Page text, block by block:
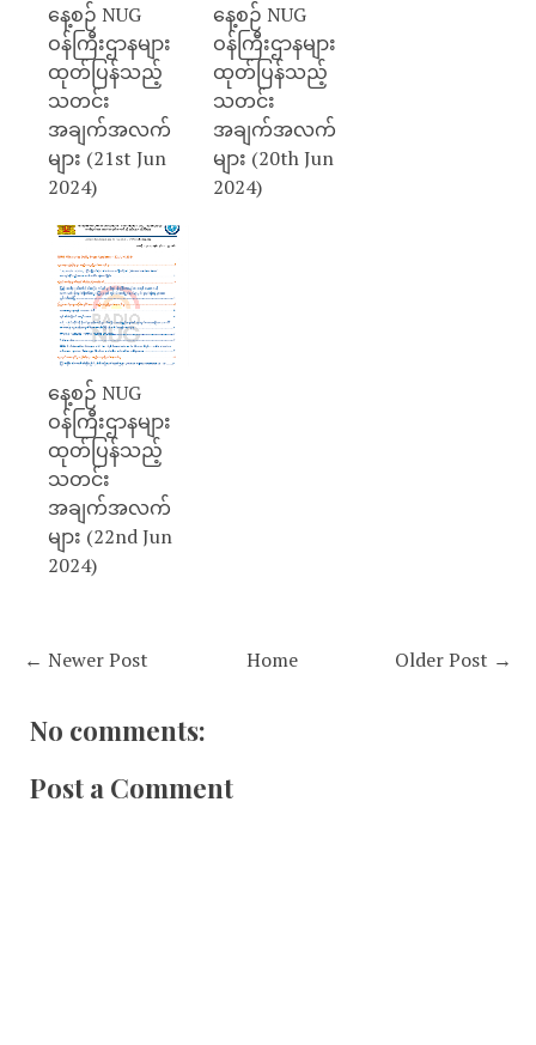
နေ့စဉ် NUG
ဝန်ကြီးဌာနများ
ထုတ်ပြန်သည့်
သတင်း
အချက်အလက်
များ (21st Jun
2024)
နေ့စဉ် NUG
ဝန်ကြီးဌာနများ
ထုတ်ပြန်သည့်
သတင်း
အချက်အလက်
များ (20th Jun
2024)
နေ့စဉ် NUG
ဝန်ကြီးဌာနများ
ထုတ်ပြန်သည့်
သတင်း
အချက်အလက်
များ (22nd Jun
2024)
← Newer Post Older Post →
Home
No comments:
Post a Comment